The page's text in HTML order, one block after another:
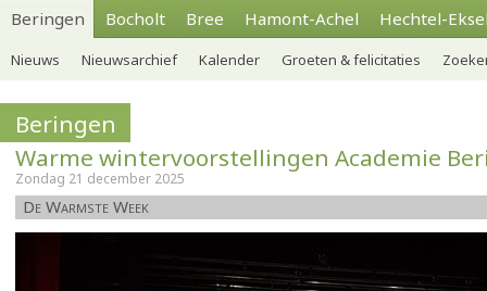
Beringen Bocholt Bree Hamont-Achel Hechtel-
Nieuws Nieuwsarchief Kalender Groeten & felicitaties
Beringen
Warme wintervoorstellingen Academie
Zondag 21 december 2025
De Warmste Week